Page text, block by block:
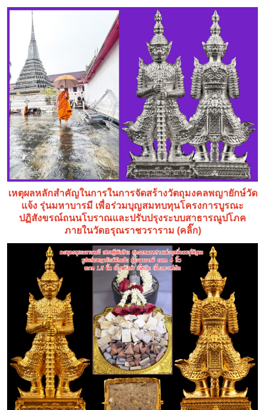
เหตุผลหลักสำคัญในการในการจัดสร้างวัตถุมงคลพญายักษ์วัด
แจ้ง รุ่นมหาบารมี เพื่อร่วมบุญสมทบทุนโครงการบูรณะ
ปฏิสังขรณ์ถนนโบราณและปรับปรุงระบบสาธารณูปโภค
ภายในวัดอรุณราชวราราม (คลิ๊ก)